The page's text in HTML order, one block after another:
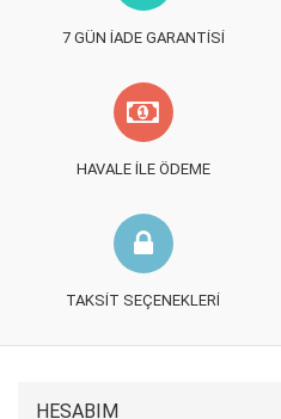
7 GÜN İADE GARANTISI
HAVALE İLE ÖDEME
TAKSIT SEÇENEKLERI
HESABIM